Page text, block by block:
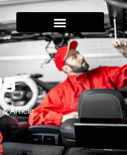
& Article